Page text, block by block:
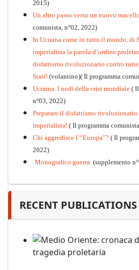
Kommunistisches Programm
PDF n°10 - 2026
2015)
Un altro passo verso un nuovo
comunista, n°02, 2022)
In Ucraina come in tutto il mondo, di
imperialista la parola d’ordine
disfattismo rivoluzionario contro
Stati! (volantino)( Il programma
Ucraina. I nodi della crisi mondiale (
n°03, 2022)
Preparare il disfattismo rivoluzionario
imperialista! ( Il programma
Chi aggredisce l’“Europa”? ( Il
2022)
Monografico guerra (supplemento
RECENT PUBLICATIONS